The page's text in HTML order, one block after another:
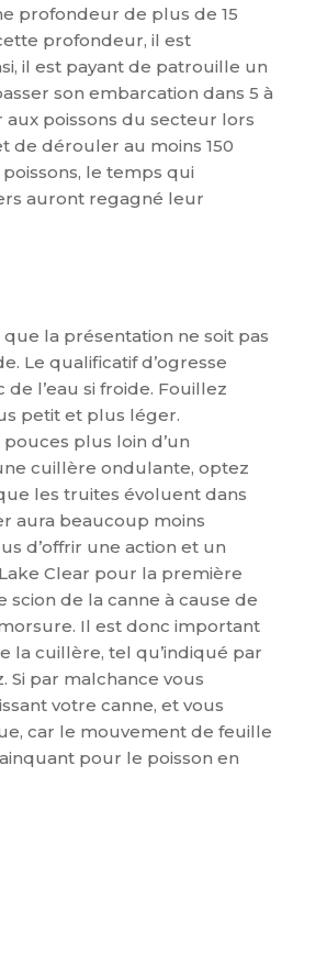
profondeur de plus de 15
profondeur, il est
il est payant de patrouille un
son embarcation dans 5 à
aux poissons du secteur lors
de dérouler au moins 150
le temps qui
auront regagné leur
la présentation ne soit pas
Le qualificatif d’ogresse
l’eau si froide. Fouillez
petit et plus léger.
plus loin d’un
cuillère ondulante, optez
les truites évoluent dans
aura beaucoup moins
d’offrir une action et un
Clear pour la première
scion de la canne à cause de
Il est donc important
la cuillère, tel qu’indiqué par
par malchance vous
votre canne, et vous
car le mouvement de feuille
pour le poisson en